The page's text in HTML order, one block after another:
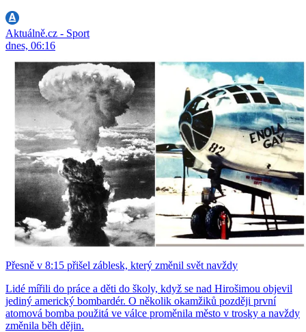
Aktuálně.cz - Sport
dnes, 06:16
Přesně v 8:15 přišel záblesk, který změnil svět navždy
Lidé mířili do práce a děti do školy, když se nad Hirošimou objevil
jediný americký bombardér. O několik okamžiků později první
atomová bomba použitá ve válce proměnila město v trosky a navždy
změnila běh dějin.